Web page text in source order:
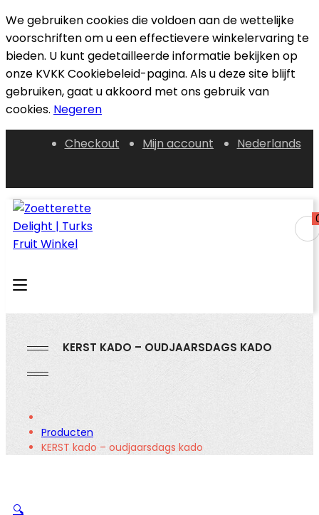
We gebruiken cookies die voldoen aan de wettelijke
voorschriften om u een effectievere winkelervaring te
bieden. U kunt gedetailleerde informatie bekijken op
onze KVKK Cookiebeleid-pagina. Als u deze site blijft
gebruiken, gaat u akkoord met ons gebruik van
cookies. Negeren
Checkout Mijn account Nederlands
KERST KADO – OUDJAARSDAGS KADO
Producten
KERST kado – oudjaarsdags kado
🔍